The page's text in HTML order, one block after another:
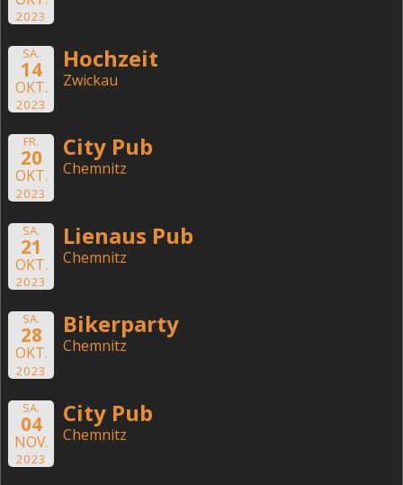
2023
SA.
14
OKT.
2023
Hochzeit
Zwickau
FR.
20
OKT.
2023
City Pub
Chemnitz
SA.
21
OKT.
2023
Lienaus Pub
Chemnitz
SA.
28
OKT.
2023
Bikerparty
Chemnitz
SA.
04
NOV.
2023
City Pub
Chemnitz